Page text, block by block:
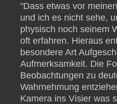
"Dass etwas vor
und ich es nicht sehe,
physisch noch seinem
oft erfahren. Hieraus
besondere Art
Aufmerksamkeit. Die
Beobachtungen zu
Wahrnehmung
Kamera ins Visier was